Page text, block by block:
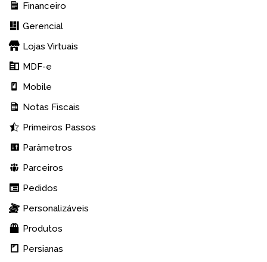
Financeiro
Gerencial
Lojas Virtuais
MDF-e
Mobile
Notas Fiscais
Primeiros Passos
Parâmetros
Parceiros
Pedidos
Personalizáveis
Produtos
Persianas